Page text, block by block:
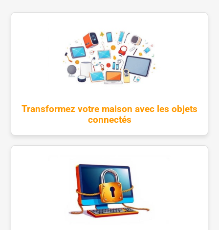
Transformez votre maison avec les objets
connectés